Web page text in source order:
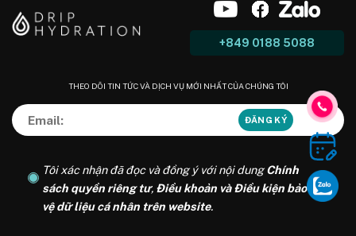
+849 0188 5088
THEO DÕI TIN TỨC VÀ DỊCH VỤ MỚI NHẤT CỦA CHÚNG TÔI
Tôi xác nhận đã đọc và đồng ý với nội dungChính
sách quyền riêng tư, Điều khoản và Điều kiện bảo
vệ dữ liệu cá nhân trên website.